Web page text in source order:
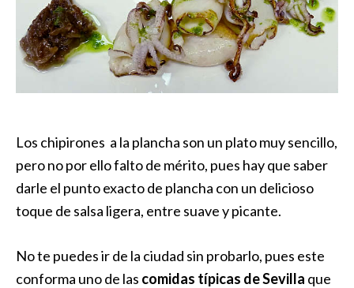
Los chipirones a la plancha son un plato muy sencillo,
pero no por ello falto de mérito, pues hay que saber
darle el punto exacto de plancha con un delicioso
toque de salsa ligera, entre suave y picante.
No te puedes ir de la ciudad sin probarlo, pues este
conforma uno de las comidas típicas de Sevilla que